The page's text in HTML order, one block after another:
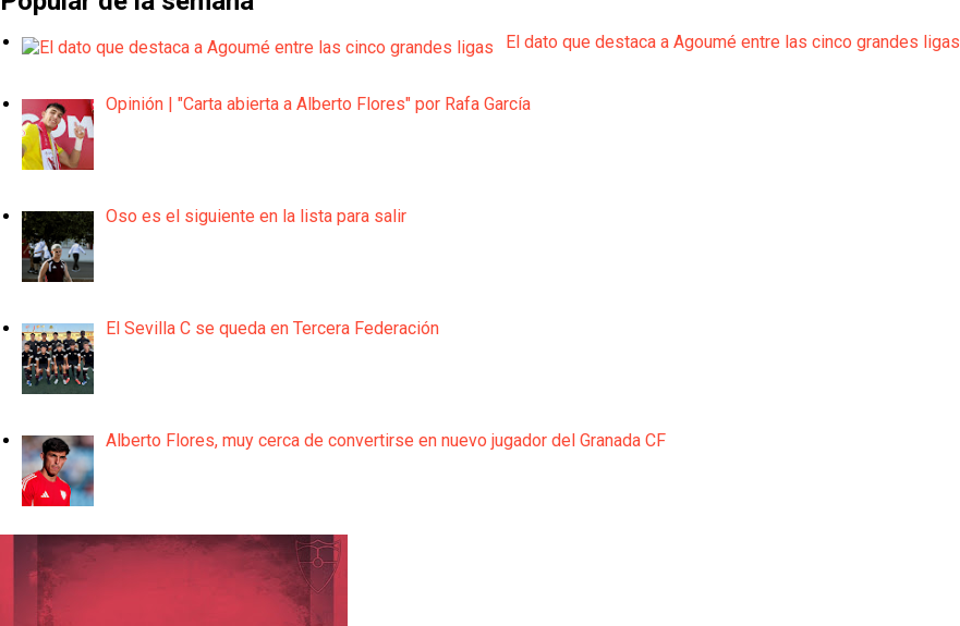
El dato que destaca a Agoumé entre las cinco grandes ligas
Opinión | "Carta abierta a Alberto Flores" por Rafa García
Oso es el siguiente en la lista para salir
El Sevilla C se queda en Tercera Federación
Alberto Flores, muy cerca de convertirse en nuevo jugador del Granada CF